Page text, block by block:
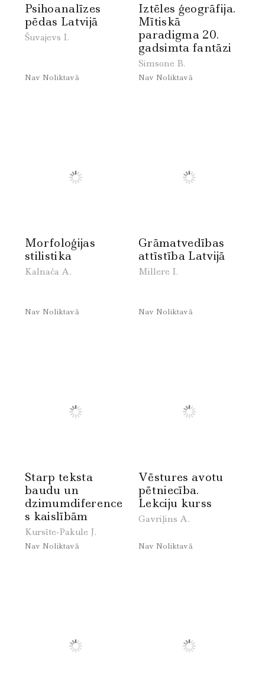
Psihoanalīzes
pēdas Latvijā
Šuvajevs I.
Nav Noliktavā
Iztēles ģeogrāfija.
Mītiskā
paradigma 20.
gadsimta fantāzi
Simsone B.
Nav Noliktavā
Morfoloģijas
stilistika
Kalnača A.
Nav Noliktavā
Grāmatvedības
attīstība Latvijā
Millere I.
Nav Noliktavā
Starp teksta
baudu un
dzimumdiference
s kaislībām
Kursīte-Pakule J.
Nav Noliktavā
Vēstures avotu
pētniecība.
Lekciju kurss
Gavriļins A.
Nav Noliktavā